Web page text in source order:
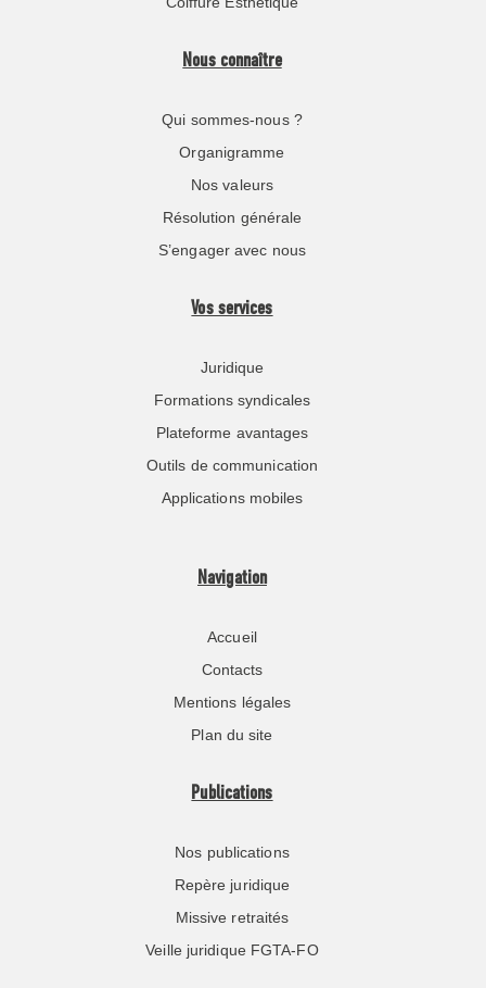
Nous connaître
Qui sommes-nous ?
Organigramme
Nos valeurs
Résolution générale
S’engager avec nous
Vos services
Juridique
Formations syndicales
Plateforme avantages
Outils de communication
Applications mobiles
Navigation
Accueil
Contacts
Mentions légales
Plan du site
Publications
Nos publications
Repère juridique
Missive retraités
Veille juridique FGTA-FO